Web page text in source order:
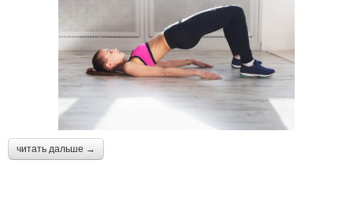
читать дальше →